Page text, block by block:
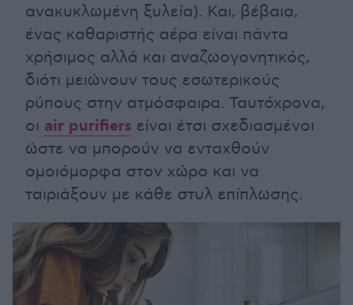
ανακυκλωμένη ξυλεία). Και, βέβαια,
ένας καθαριστής αέρα είναι πάντα
χρήσιμος αλλά και αναζωογονητικός,
διότι μειώνουν τους εσωτερικούς
ρύπους στην ατμόσφαιρα. Ταυτόχρονα,
οι air purifiers είναι έτσι σχεδιασμένοι
ώστε να μπορούν να ενταχθούν
ομοιόμορφα στον χώρο και να
ταιριάξουν με κάθε στυλ επίπλωσης.